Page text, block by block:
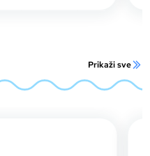
Prikaži sve